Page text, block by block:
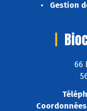
Gestion
66
Coordonnées